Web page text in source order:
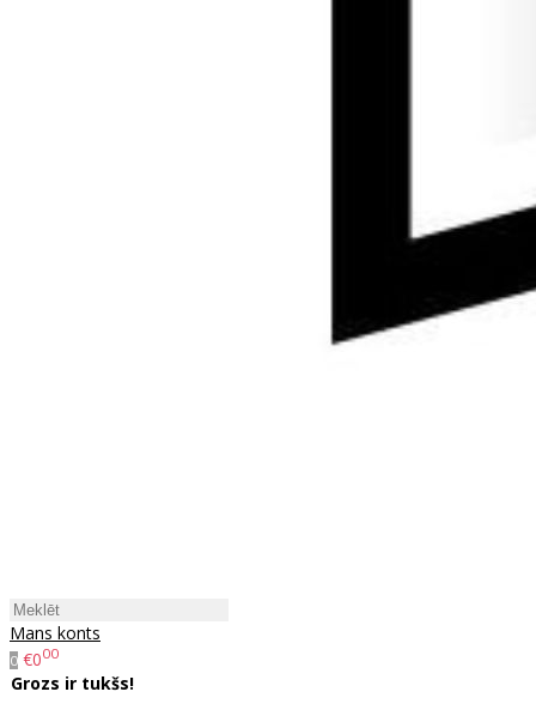
Mans konts
0 €000
Grozs ir tukšs!